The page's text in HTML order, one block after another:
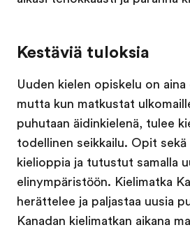
Kestäviä tuloksia
Uuden kielen opiskelu on aina
mutta kun matkustat
puhutaan äidinkielenä, tulee
todellinen seikkailu. Opit
kielioppia ja tutustut samalla
elinympäristöön. Kielimatka
herättelee ja paljastaa uusia
Kanadan kielimatkan aikana